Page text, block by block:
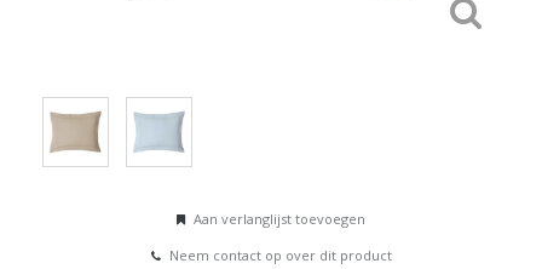
Aan verlanglijst toevoegen
Neem contact op over dit product